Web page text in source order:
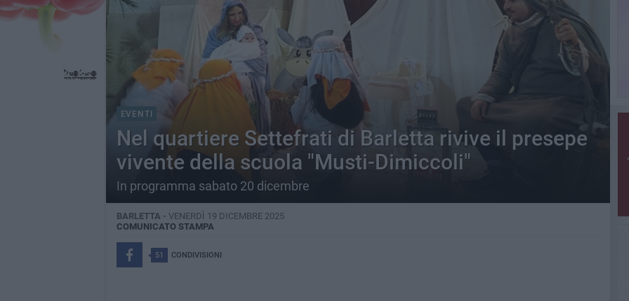
EVENTI
Nel quartiere Settefrati di Barletta rivive il presepe
vivente della scuola "Musti-Dimiccoli"
In programma sabato 20 dicembre
BARLETTA - VENERDÌ 19 DICEMBRE 2025
COMUNICATO STAMPA
51 CONDIVISIONI